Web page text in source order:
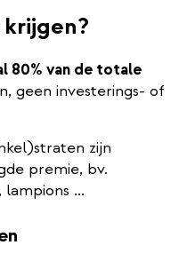
80% van de totale
geen investerings- of
zijn
premie, bv.
...